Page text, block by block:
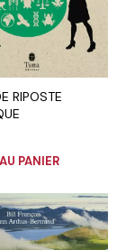
RIPOSTE
PANIER